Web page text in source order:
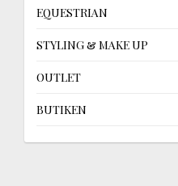
EQUESTRIAN
STYLING & MAKE UP
OUTLET
BUTIKEN